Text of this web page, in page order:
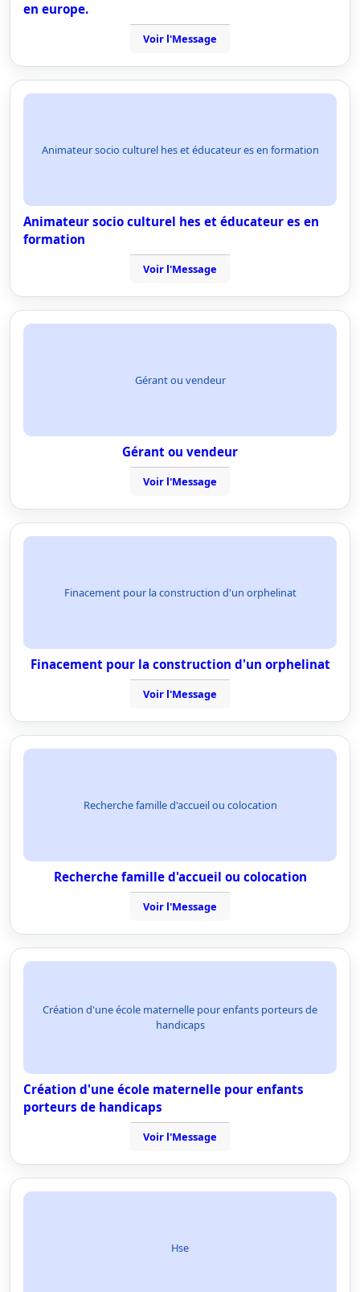
en europe.
Voir l'Message
Animateur socio culturel hes et éducateur es en formation
Animateur socio culturel hes et éducateur es en
formation
Voir l'Message
Gérant ou vendeur
Gérant ou vendeur
Voir l'Message
Finacement pour la construction d'un orphelinat
Finacement pour la construction d'un orphelinat
Voir l'Message
Recherche famille d'accueil ou colocation
Recherche famille d'accueil ou colocation
Voir l'Message
Création d'une école maternelle pour enfants porteurs de
handicaps
Création d'une école maternelle pour enfants
porteurs de handicaps
Voir l'Message
Hse